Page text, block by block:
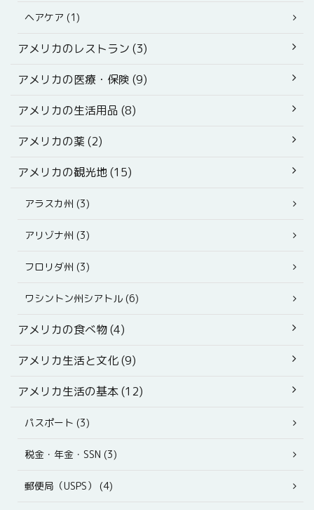
ヘアケア (1)
アメリカのレストラン (3)
アメリカの医療・保険 (9)
アメリカの生活用品 (8)
アメリカの薬 (2)
アメリカの観光地 (15)
アラスカ州 (3)
アリゾナ州 (3)
フロリダ州 (3)
ワシントン州シアトル (6)
アメリカの食べ物 (4)
アメリカ生活と文化 (9)
アメリカ生活の基本 (12)
パスポート (3)
税金・年金・SSN (3)
郵便局（USPS） (4)